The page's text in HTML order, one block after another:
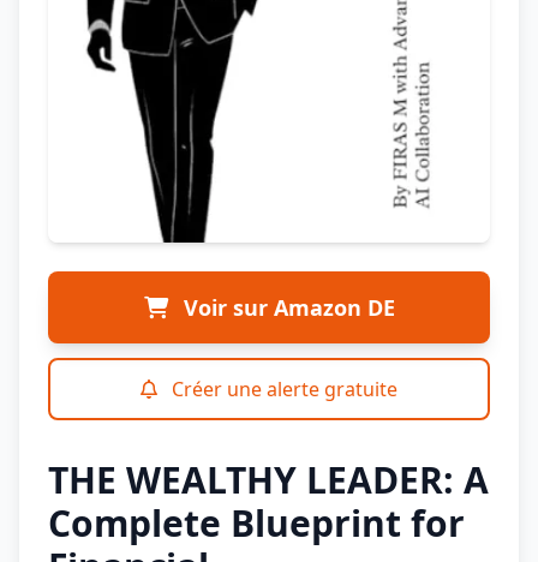
Voir sur Amazon DE
Créer une alerte gratuite
THE WEALTHY LEADER: A
Complete Blueprint for